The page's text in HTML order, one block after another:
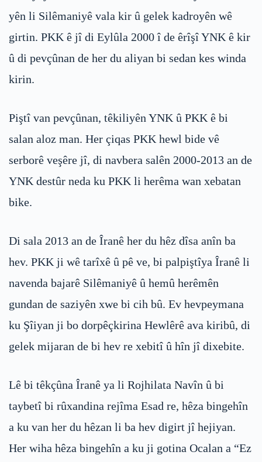
yên li Silêmaniyê vala kir û gelek kadroyên wê
girtin. PKK ê jî di Eylûla 2000 î de êrîşî YNK ê kir
û di pevçûnan de her du aliyan bi sedan kes winda
kirin.
Piştî van pevçûnan, têkiliyên YNK û PKK ê bi
salan aloz man. Her çiqas PKK hewl bide vê
serborê veşêre jî, di navbera salên 2000-2013 an de
YNK destûr neda ku PKK li herêma wan xebatan
bike.
Di sala 2013 an de Îranê her du hêz dîsa anîn ba
hev. PKK ji wê tarîxê û pê ve, bi palpiştîya Îranê li
navenda bajarê Silêmaniyê û hemû herêmên
gundan de saziyên xwe bi cih bû. Ev hevpeymana
ku Şîiyan ji bo dorpêçkirina Hewlêrê ava kiribû, di
gelek mijaran de bi hev re xebitî û hîn jî dixebite.
Lê bi têkçûna Îranê ya li Rojhilata Navîn û bi
taybetî bi rûxandina rejîma Esad re, hêza bingehîn
a ku van her du hêzan li ba hev digirt jî hejiyan.
Her wiha hêza bingehîn a ku ji gotina Ocalan a “Ez